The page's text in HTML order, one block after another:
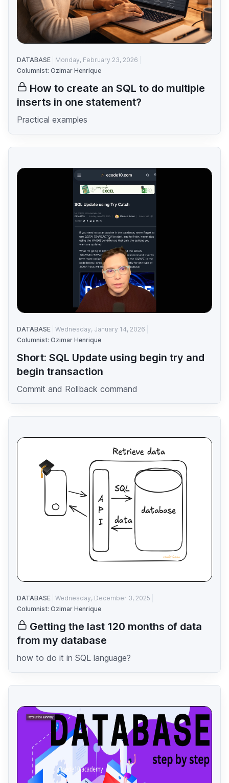
DATABASE
Monday, February 23, 2026
Columnist: Ozimar Henrique
How to create an SQL to do multiple
inserts in one statement?
Practical examples
DATABASE Wednesday, January 14, 2026
Columnist: Ozimar Henrique
Short: SQL Update using begin try and
begin transaction
Commit and Rollback command
DATABASE Wednesday, December 3, 2025
Columnist: Ozimar Henrique
Getting the last 120 months of data
from my database
how to do it in SQL language?